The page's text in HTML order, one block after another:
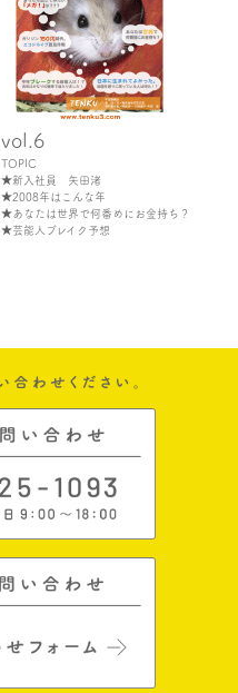
vol.6
TOPIC
★新入社員 矢田渚
★2008年はこんな年
★あなたは世界で何番めにお金持ち？
★芸能人ブレイク予想